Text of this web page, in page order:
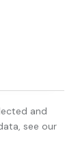
and
see our